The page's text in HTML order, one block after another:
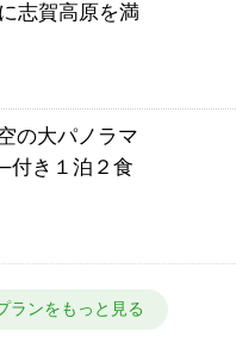
キー場が目の
スキー場が目
通常よりオト
志賀高原を満
の大パノラマ
付き１泊２食